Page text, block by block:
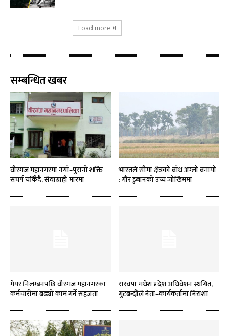
Load more
सम्बन्धित खबर
वीरगज महानगरमा नयाँ–पुरानो शक्ति
संघर्ष चर्किँदै, सेवाग्राही मारमा
भारतले सीमा क्षेत्रको बाँध अग्लो बनायो
: गौर डुबानको उच्च जोखिममा
मेयर निलम्बनपछि वीरगज महानगरका
कर्मचारीमा बढ्यो काम गर्ने सहजता
रास्वपा मधेश प्रदेश अधिवेशन स्थगित,
गुटबन्दीले नेता–कार्यकर्तामा निराशा